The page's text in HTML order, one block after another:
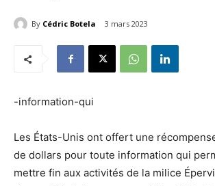
By Cédric Botela 3 mars 2023
-information-qui
Les États-Unis ont offert une
de dollars pour toute information qui
mettre fin aux activités de la milice